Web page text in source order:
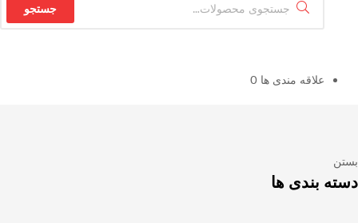
جستجو
علاقه مندی ها 0
بستن
دسته بندی ها